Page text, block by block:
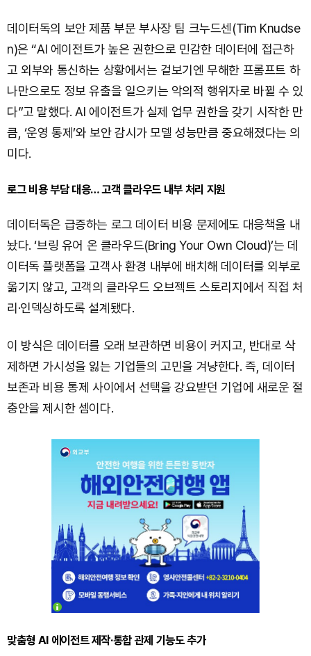
데이터독의 보안 제품 부문 부사장 팀 크누드센(Tim Knudse
n)은 “AI 에이전트가 높은 권한으로 민감한 데이터에 접근하
고 외부와 통신하는 상황에서는 겉보기엔 무해한 프롬프트 하
나만으로도 정보 유출을 일으키는 악의적 행위자로 바뀔 수 있
다”고 말했다. AI 에이전트가 실제 업무 권한을 갖기 시작한 만
큼, ‘운영 통제’와 보안 감시가 모델 성능만큼 중요해졌다는 의
미다.
로그 비용 부담 대응… 고객 클라우드 내부 처리 지원
데이터독은 급증하는 로그 데이터 비용 문제에도 대응책을 내
놨다. ‘브링 유어 온 클라우드(Bring Your Own Cloud)’는 데
이터독 플랫폼을 고객사 환경 내부에 배치해 데이터를 외부로
옮기지 않고, 고객의 클라우드 오브젝트 스토리지에서 직접 처
리·인덱싱하도록 설계됐다.
이 방식은 데이터를 오래 보관하면 비용이 커지고, 반대로 삭
제하면 가시성을 잃는 기업들의 고민을 겨냥한다. 즉, 데이터
보존과 비용 통제 사이에서 선택을 강요받던 기업에 새로운 절
충안을 제시한 셈이다.
맞춤형 AI 에이전트 제작·통합 관제 기능도 추가